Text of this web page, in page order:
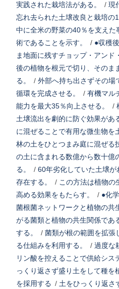
実践された栽培法がある。
/ 現
忘れ去られた土壌改良と栽培の
中に全米の野菜の40％を支え
術であることを示す。
/ ●収穫
ま地面に残すチョップ・アンド
後の植物を根元で切り、そのま
る。
/ 外部へ持ち出さずその場
循環を完成させる。
/ 有機マル
能力を最大35％向上させる。
/
土壌流出を劇的に防ぐ効果があ
に混ぜることで有用な微生物を
林の土をひとつまみ庭に混ぜる
の土に含まれる数億から数十億
る。
/ 60年劣化していた土壌
存在する。
/ この方法は植物の
高める効果をもたらす。
/ ●化
菌根菌ネットワークと植物の共
がる菌類と植物の共生関係であ
する。
/ 菌類が根の範囲を拡張
る仕組みを利用する。
/ 過度な
リン酸を控えることで供給シス
っくり返さず盛り土をして種を
を採用する / 土をひっくり返さ